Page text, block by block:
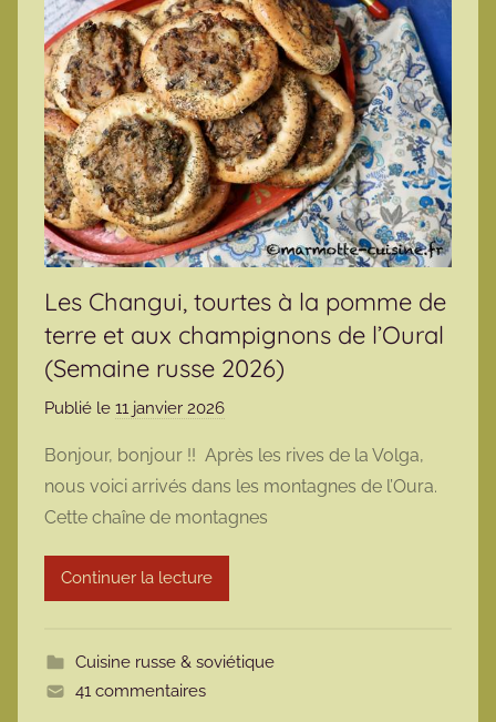
Les Changui, tourtes à la pomme de
terre et aux champignons de l’Oural
(Semaine russe 2026)
Publié le 11 janvier 2026
r
m
a
r
t
Bonjour, bonjour !! Après les rives de la Volga,
nous voici arrivés dans les montagnes de l’Oura.
Cette chaîne de montagnes
Continuer la lecture
Cuisine russe & soviétique
41 commentaires